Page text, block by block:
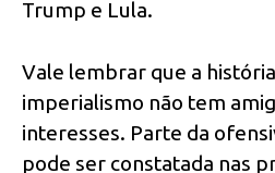
Trump e Lula.
Vale lembrar que a
imperialismo não tem
interesses. Parte da
pode ser constatada nas